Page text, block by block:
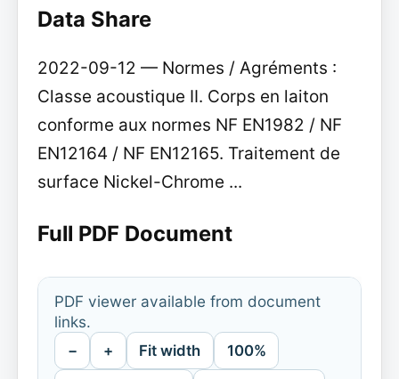
Data Share
2022-09-12 — Normes / Agréments :
Classe acoustique II. Corps en laiton
conforme aux normes NF EN1982 / NF
EN12164 / NF EN12165. Traitement de
surface Nickel-Chrome ...
Full PDF Document
PDF viewer available from document
links.
− + Fit width 100%